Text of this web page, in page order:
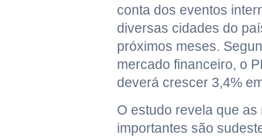
conta dos eventos
diversas cidades do
próximos meses.
mercado financeiro, o
deverá crescer 3,4%
O estudo revela que as
importantes são